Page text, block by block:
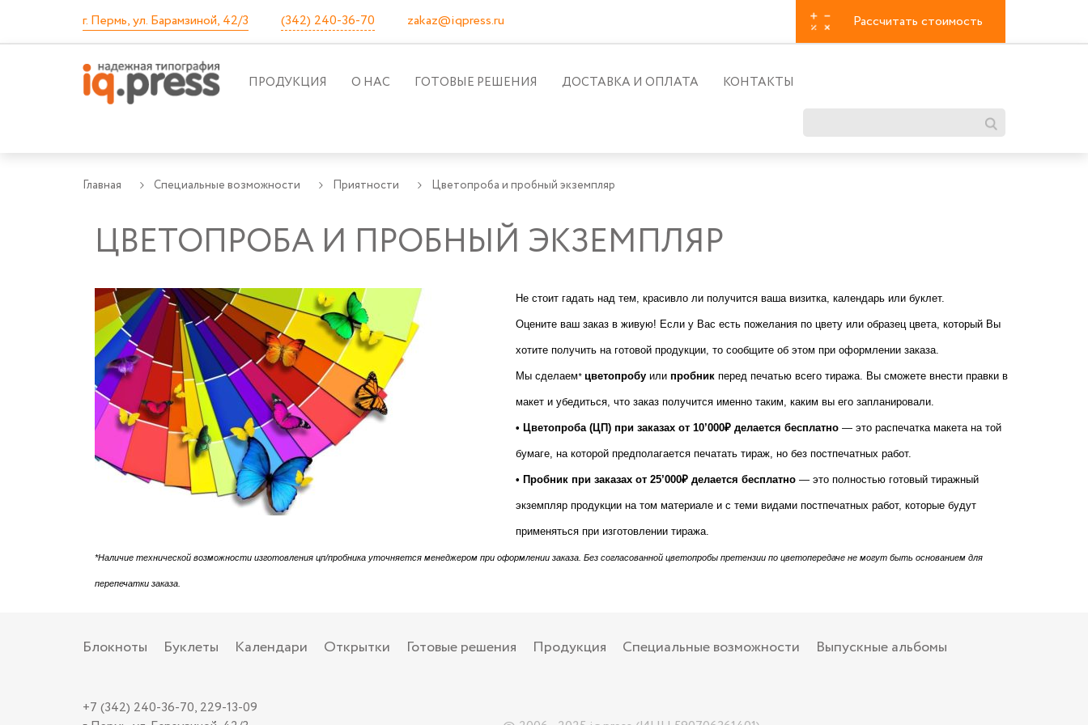
г. Пермь, ул. Барамзиной, 42/3 (342) 240-36-70 zakaz@iqpress.ru Рассчитать стоимость
ПРОДУКЦИЯ О НАС ГОТОВЫЕ РЕШЕНИЯ ДОСТАВКА И ОПЛАТА КОНТАКТЫ
Главная Специальные возможности Приятности Цветопроба и пробный экземпляр
ЦВЕТОПРОБА И ПРОБНЫЙ ЭКЗЕМПЛЯР
Не стоит гадать над тем, красивло ли получится ваша визитка, календарь или буклет.
Оцените ваш заказ в живую! Если у Вас есть пожелания по цвету или образец цвета, который Вы
хотите получить на готовой продукции, то сообщите об этом при оформлении заказа.
Мы сделаем* цветопробу или пробник перед печатью всего тиража. Вы сможете внести правки в
макет и убедиться, что заказ получится именно таким, каким вы его запланировали.
• Цветопроба (ЦП) при заказах от 10’000₽ делается бесплатно — это распечатка макета на той
бумаге, на которой предполагается печатать тираж, но без постпечатных работ.
• Пробник при заказах от 25’000₽ делается бесплатно — это полностью готовый тиражный
экземпляр продукции на том материале и с теми видами постпечатных работ, которые будут
применяться при изготовлении тиража.
*Наличие технической возможности изготовления цп/пробника уточняется менеджером при оформлении заказа. Без согласованной цветопробы претензии по цветопередаче не могут быть основанием для
перепечатки заказа.
Блокноты Буклеты Календари Открытки Готовые решения Продукция Специальные возможности Выпускные альбомы
+7 (342) 240-36-70, 229-13-09